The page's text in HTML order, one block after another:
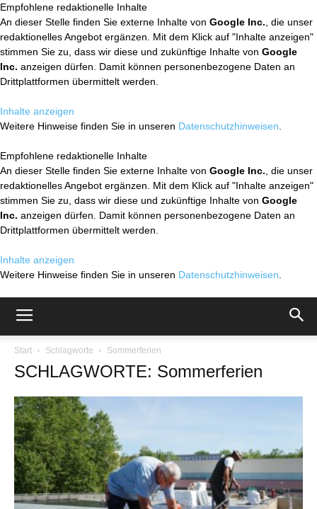
Empfohlene redaktionelle Inhalte
An dieser Stelle finden Sie externe Inhalte von Google Inc. , die unser
redaktionelles Angebot ergänzen. Mit dem Klick auf "Inhalte anzeigen"
stimmen Sie zu, dass wir diese und zukünftige Inhalte von Google
Inc. anzeigen dürfen. Damit können personenbezogene Daten an
Drittplattformen übermittelt werden.
Inhalte anzeigen
Weitere Hinweise finden Sie in unseren Datenschutzhinweisen
Empfohlene redaktionelle Inhalte
An dieser Stelle finden Sie externe Inhalte von Google Inc. , die unser
redaktionelles Angebot ergänzen. Mit dem Klick auf "Inhalte anzeigen"
stimmen Sie zu, dass wir diese und zukünftige Inhalte von Google
Inc. anzeigen dürfen. Damit können personenbezogene Daten an
Drittplattformen übermittelt werden.
Inhalte anzeigen
Weitere Hinweise finden Sie in unseren Datenschutzhinweisen
Start Schlagworte Sommerferien
SCHLAGWORTE: Sommerferien